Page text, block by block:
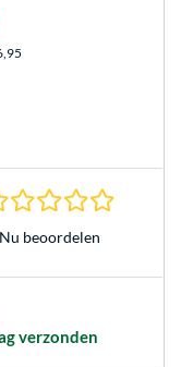
Nu beoordelen
verzonden